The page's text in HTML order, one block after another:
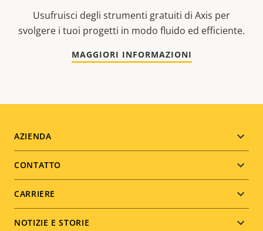
Usufruisci degli strumenti gratuiti di Axis per
svolgere i tuoi progetti in modo fluido ed efficiente.
MAGGIORI INFORMAZIONI
Footer
menu
AZIENDA
CONTATTO
CARRIERE
NOTIZIE E STORIE